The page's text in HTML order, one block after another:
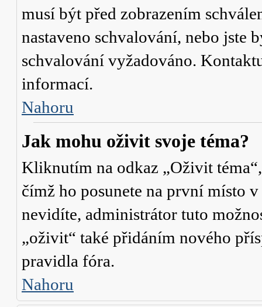
musí být před zobrazením
nastaveno schvalování, nebo jste
schvalování vyžadováno.
informací.
Nahoru
Jak mohu oživit svoje téma?
Kliknutím na odkaz „Oživit
čímž ho posunete na první místo
nevidíte, administrátor tuto
„oživit“ také přidáním nového
pravidla fóra.
Nahoru